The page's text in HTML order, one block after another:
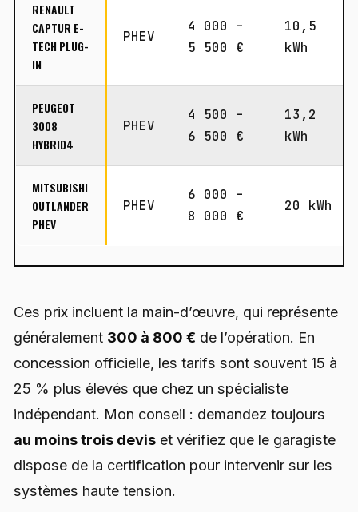
RENAULT
CAPTUR E-
TECH PLUG-
IN
PHEV
4 000 –
5 500 €
10,5
kWh
PEUGEOT
3008
HYBRID4
PHEV
4 500 –
6 500 €
13,2
kWh
MITSUBISHI
OUTLANDER
PHEV
PHEV
6 000 –
8 000 €
20 kWh
Ces prix incluent la main-d’œuvre, qui représente
généralement 300 à 800 € de l’opération. En
concession officielle, les tarifs sont souvent 15 à
25 % plus élevés que chez un spécialiste
indépendant. Mon conseil : demandez toujours
au moins trois devis et vérifiez que le garagiste
dispose de la certification pour intervenir sur les
systèmes haute tension.